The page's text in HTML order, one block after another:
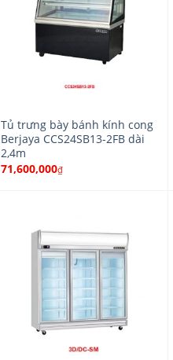
Tủ trưng bày bánh kính cong
Berjaya CCS24SB13-2FB dài
2,4m
71,600,000₫